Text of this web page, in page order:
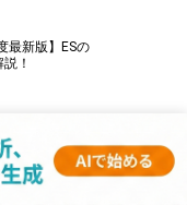
最新版】ESの
！
版】ESの書き